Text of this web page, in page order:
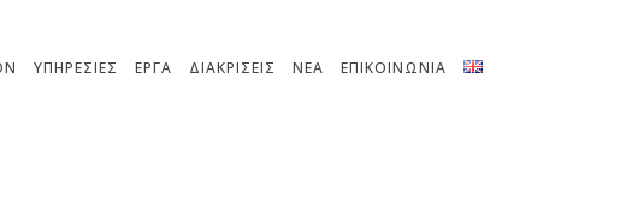
ΥΠΗΡΕΣΙΕΣ ΕΡΓΑ ΔΙΑΚΡΙΣΕΙΣ ΝΕΑ ΕΠΙΚΟΙΝΩΝΙΑ